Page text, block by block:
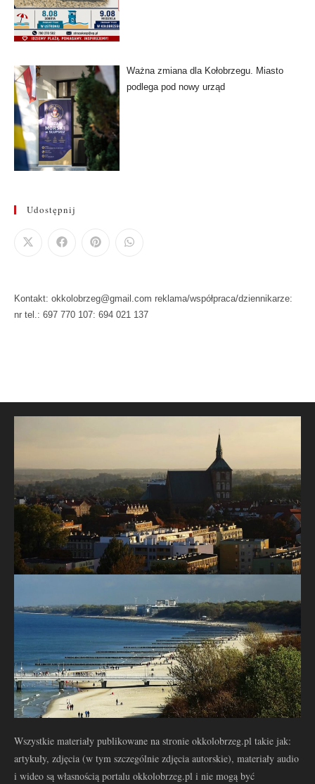
Ważna zmiana dla Kołobrzegu. Miasto
podlega pod nowy urząd
Udostępnij
Kontakt: okkolobrzeg@gmail.com reklama/współpraca/dziennikarze:
nr tel.: 697 770 107: 694 021 137
Wszystkie materiały publikowane na stronie okkolobrzeg.pl takie jak:
artykuły, zdjęcia (w tym szczególnie zdjęcia autorskie), materiały audio
i wideo są własnością portalu okkolobrzeg.pl i nie mogą być